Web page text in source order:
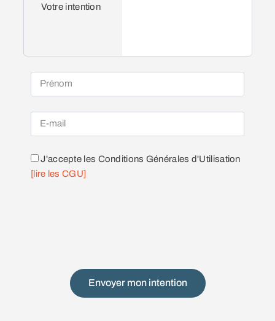
Votre intention
J'accepte les Conditions Générales d'Utilisation
[lire les CGU]
Envoyer mon intention